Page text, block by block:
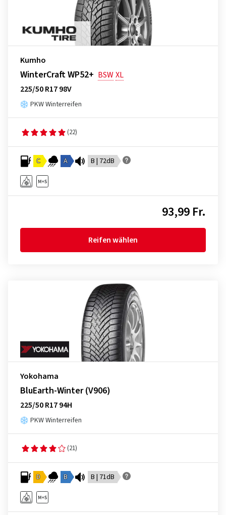
Kumho
WinterCraft WP52+ BSWXL
225/50 R17 98V
PKW Winterreifen
(22)
C A B | 72dB
93,99 Fr.
Reifen wählen
Yokohama
BluEarth-Winter (V906)
225/50 R17 94H
PKW Winterreifen
(21)
D B B | 71dB